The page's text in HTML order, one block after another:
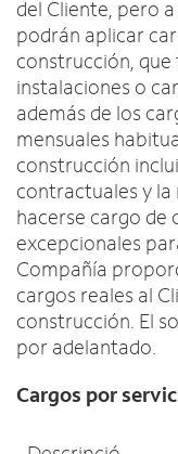
del Cliente, pero
podrán aplicar
construcción,
instalaciones o
además de los
mensuales
construcción
contractuales y la
hacerse cargo de
excepcionales
Compañía
cargos reales al
construcción. El
por adelantado.
Cargos por